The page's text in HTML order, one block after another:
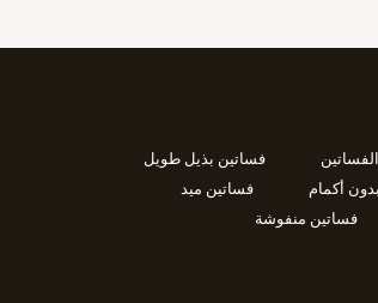
فساتين بذيل طويل
أكمام
فساتين ميد
فساتين منفوشة